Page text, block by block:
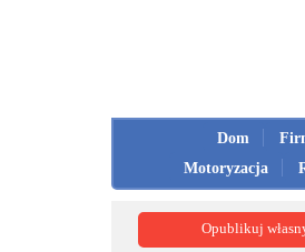
Dom
Motoryzacja
Opublikuj